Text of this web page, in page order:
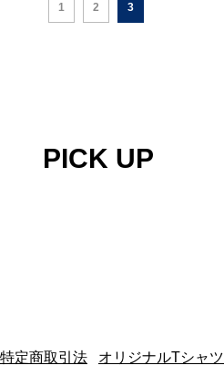
1 2 3
PICK UP
特定商取引法 オリジナルTシャツ